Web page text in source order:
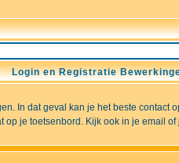
Login en Registratie
In dat geval kan je het beste
je toetsenbord. Kijk ook in je email